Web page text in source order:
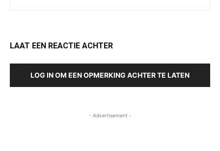
LAAT EEN REACTIE ACHTER
LOG IN OM EEN OPMERKING ACHTER TE LATEN
- Advertisement -